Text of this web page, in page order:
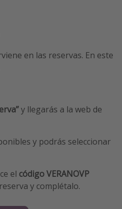
en las reservas. En este
y llegarás a la web de
y podrás seleccionar
el código VERANOVP
y complétalo.